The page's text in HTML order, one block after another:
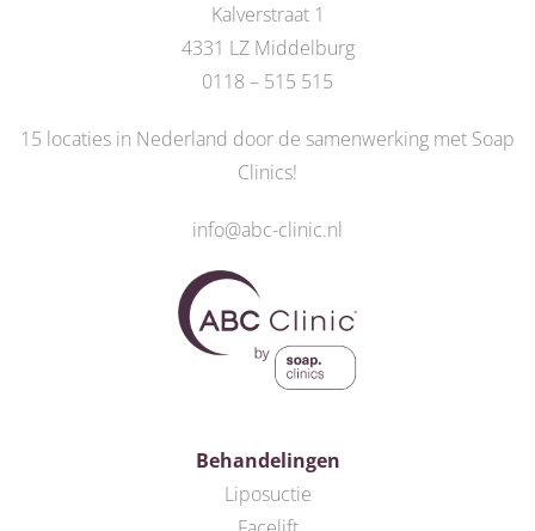
Kalverstraat 1
4331 LZ Middelburg
0118 – 515 515
15 locaties in Nederland door de samenwerking met Soap
Clinics!
info@abc-clinic.nl
Behandelingen
Liposuctie